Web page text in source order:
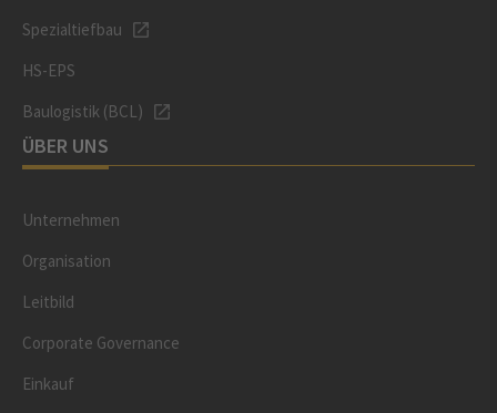
Spezialtiefbau
HS-EPS
Baulogistik (BCL)
ÜBER UNS
Unternehmen
Organisation
Leitbild
Corporate Governance
Einkauf